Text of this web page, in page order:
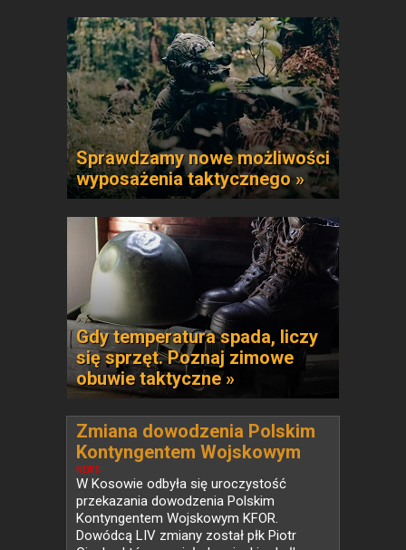
Sprawdzamy nowe możliwości
wyposażenia taktycznego »
Gdy temperatura spada, liczy
się sprzęt. Poznaj zimowe
obuwie taktyczne »
NEWS
Zmiana dowodzenia Polskim
Kontyngentem Wojskowym
KFOR w Kosowie
W Kosowie odbyła się uroczystość
przekazania dowodzenia Polskim
Kontyngentem Wojskowym KFOR.
Dowódcą LIV zmiany został płk Piotr